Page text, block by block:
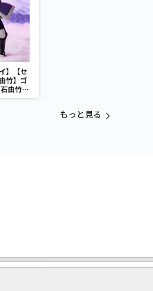
】【セ
竹】ゴ
由竹
もっと見る